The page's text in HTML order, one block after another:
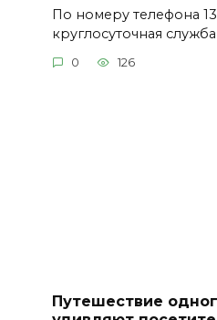
По номеру телефона
круглосуточная служба
0 126
Путешествие